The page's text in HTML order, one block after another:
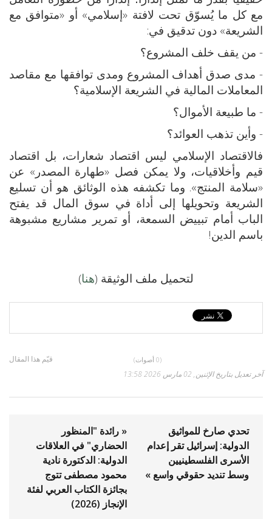
مع كل ما يُسوّق تحت لافتة «إسلامي» أو «متوافق مع
الشريعة» دون تدقيق في:
- من يقف خلف المشروع؟
- مدى صدق أهداف المشروع ومدى توافقها مع مقاصد
المعاملات المالية في الشريعة الإسلامية؟
- ما طبيعة الأموال؟
- وأين تذهب العوائد؟
فالاقتصاد الإسلامي ليس اقتصاد شعارات، بل اقتصاد
قيم وأخلاقيات، ولا يمكن فصل «طهارة المصدر» عن
«سلامة المنتج». وما تكشفه هذه الوثائق هو أن تسليع
الشريعة وتحويلها إلى أداة في سوق المال قد يفتح
الباب أمام تبييض السمعة، أو تمرير مشاريع مشبوهة
باسم الدين!
لتحميل ملف الوثيقة (هنا)
قيّم هذا المقال (0 أصوات)
آخر تعديل بتاريخ الإثنين, 02 مارس 2026 13:58
« رائدة "المنظور
الحضاري" في العلاقات
الدولية: الدكتورة نادية
محمود مصطفى تتوج
بجائزة الكتاب العربي لفئة
الإنجاز (2026)
تحدي صارخ للمواثيق
الدولية: إسرائيل تقر إعدام
الأسرى الفلسطينيين
وسط تنديد حقوقي واسع »